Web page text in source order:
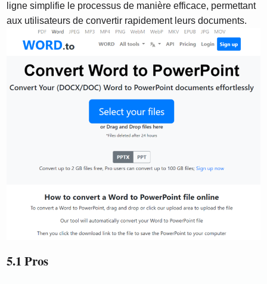
ligne simplifie le processus de manière efficace, permettant
aux utilisateurs de convertir rapidement leurs documents.
5.1 Pros